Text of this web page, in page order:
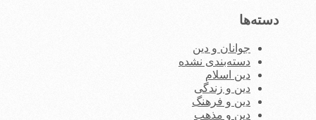
دسته‌ها
جوانان و دین
دسته‌بندی نشده
دین اسلام
دین و زندگی
دین و فرهنگ
دین و مذهب